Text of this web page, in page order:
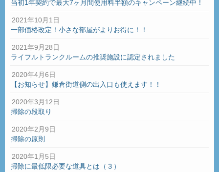
当初1年契約で最大7ヶ月間使用料半額のキャンペーン継続中！
2021年10月1日
一部価格改定！小さな部屋がよりお得に！！
2021年9月28日
ライフルトランクルームの推奨施設に認定されました
2020年4月6日
【お知らせ】鎌倉街道側の出入口も使えます！！
2020年3月12日
掃除の段取り
2020年2月9日
掃除の原則
2020年1月5日
掃除に最低限必要な道具とは（３）